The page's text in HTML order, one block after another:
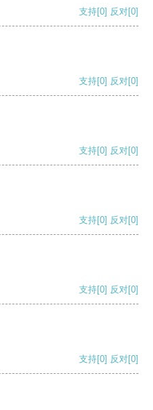
支持[0] 反对[0]
支持[0] 反对[0]
支持[0] 反对[0]
支持[0] 反对[0]
支持[0] 反对[0]
支持[0] 反对[0]